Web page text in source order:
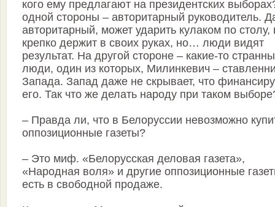
кого ему предлагают на президентских
одной стороны – авторитарный руководитель.
авторитарный, может ударить кулаком по столу,
крепко держит в своих руках, но… люди видят
результат. На другой стороне – какие-то
люди, один из которых, Милинкевич –
Запада. Запад даже не скрывает, что
его. Так что же делать народу при таком
– Правда ли, что в Белоруссии невозможно
оппозиционные газеты?
– Это миф. «Белорусская деловая газета»,
«Народная воля» и другие оппозиционные
есть в свободной продаже.